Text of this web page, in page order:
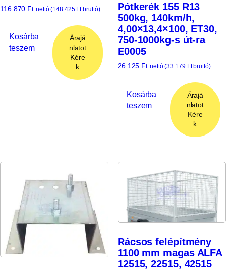
116 870 Ft nettó (148 425 Ftbruttó)
Kosárba
teszem
Árajá
nlatot
Kére
k
Pótkerék 155 R13
500kg, 140km/h,
4,00×13,4×100, ET30,
750-1000kg-s út-ra
E0005
26 125 Ft nettó (33 179 Ftbruttó)
Kosárba
teszem
Árajá
nlatot
Kére
k
Rácsos felépítmény
1100 mm magas ALFA
12515, 22515, 42515